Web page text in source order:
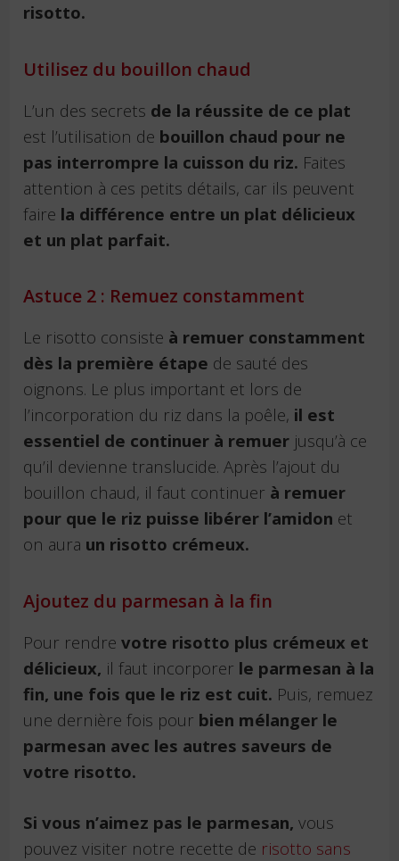
risotto.
Utilisez du bouillon chaud
L’un des secrets de la réussite de ce plat
est l’utilisation de bouillon chaud pour ne
pas interrompre la cuisson du riz. Faites
attention à ces petits détails, car ils peuvent
faire la différence entre un plat délicieux
et un plat parfait.
Astuce 2 : Remuez constamment
Le risotto consiste à remuer constamment
dès la première étape de sauté des
oignons. Le plus important et lors de
l’incorporation du riz dans la poêle, il est
essentiel de continuer à remuer jusqu’à ce
qu’il devienne translucide. Après l’ajout du
bouillon chaud, il faut continuer à remuer
pour que le riz puisse libérer l’amidon et
on aura un risotto crémeux.
Ajoutez du parmesan à la fin
Pour rendrevotre risotto plus crémeux et
délicieux, il faut incorporer le parmesan à la
fin, une fois que le riz est cuit. Puis, remuez
une dernière fois pour bien mélanger le
parmesan avec les autres saveurs de
votre risotto.
Si vous n’aimez pas le parmesan, vous
pouvez visiter notre recette de risotto sans